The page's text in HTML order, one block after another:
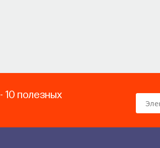
полезных